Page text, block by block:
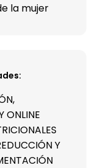
la mujer
ONLINE
Y